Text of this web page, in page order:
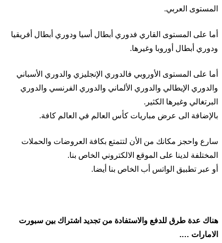
المستوى العربي.
أما على المستوى القاري فدوري أبطال أسيا ودوري أبطال أفريقيا
ودوري أبطال أوروبا وغيرها.
أما على المستوى الأوروبي فالدوري الإنجليزي والدوري الأسباني
والدوري الإيطالي والدوري الألماني والدوري الفرنسي والدوري
البرتغالي وغيرها الكثير.
بالإضافة الى عرض مباريات كأس العالم في العالم كافة.
سارع واحجز مكانك من الأن لتتمتع بكافة العروضات والحملات
المختلفة لدينا على الموقع الالكتروني الخاص بنا.
أو عبر تطبيق الواتس أب الخاص بنا أيضا.
هناك عدة طرق للدفع والاستفادة من تجديد اشتراك بين سبورت
الامارات ….